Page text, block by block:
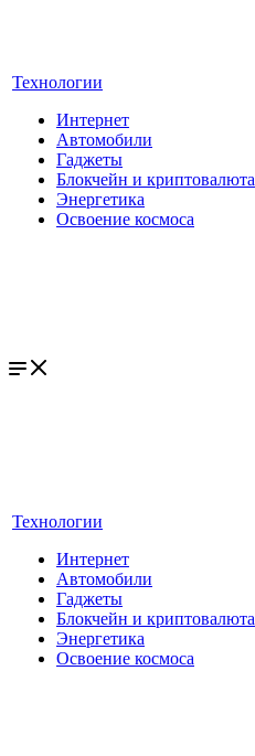
Технологии
Интернет
Автомобили
Гаджеты
Блокчейн и криптовалюта
Энергетика
Освоение космоса
Технологии
Интернет
Автомобили
Гаджеты
Блокчейн и криптовалюта
Энергетика
Освоение космоса